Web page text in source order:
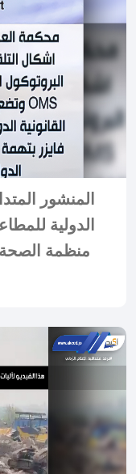
المنشور
الدولية
منظمة